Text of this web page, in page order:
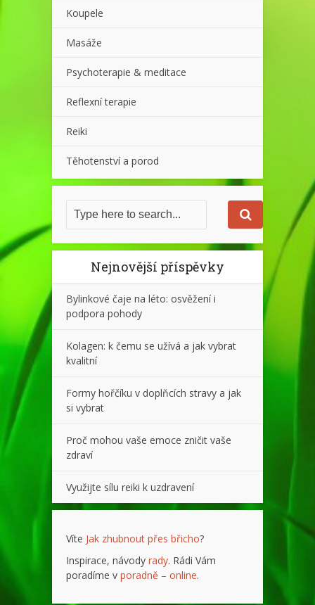
Koupele
Masáže
Psychoterapie & meditace
Reflexní terapie
Reiki
Těhotenství a porod
Nejnovější příspěvky
Bylinkové čaje na léto: osvěžení i
podpora pohody
Kolagen: k čemu se užívá a jak vybrat
kvalitní
Formy hořčíku v doplňcích stravy a jak
si vybrat
Proč mohou vaše emoce zničit vaše
zdraví
Využijte sílu reiki k uzdravení
Víte Jak zhubnout přes břicho?
Inspirace, návody rady. Rádi Vám
poradíme v poradně – online.